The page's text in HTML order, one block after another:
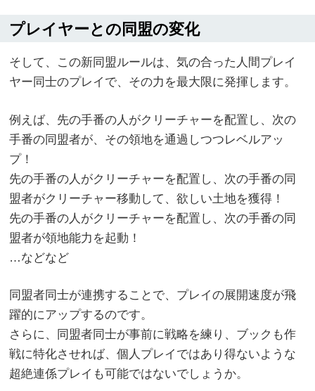
プレイヤーとの同盟の変化
そして、この新同盟ルールは、気の合った人間プレイ
ヤー同士のプレイで、その力を最大限に発揮します。
例えば、先の手番の人がクリーチャーを配置し、次の
手番の同盟者が、その領地を通過しつつレベルアッ
プ！
先の手番の人がクリーチャーを配置し、次の手番の同
盟者がクリーチャー移動して、欲しい土地を獲得！
先の手番の人がクリーチャーを配置し、次の手番の同
盟者が領地能力を起動！
…などなど
同盟者同士が連携することで、プレイの展開速度が飛
躍的にアップするのです。
さらに、同盟者同士が事前に戦略を練り、ブックも作
戦に特化させれば、個人プレイではあり得ないような
超絶連係プレイも可能ではないでしょうか。